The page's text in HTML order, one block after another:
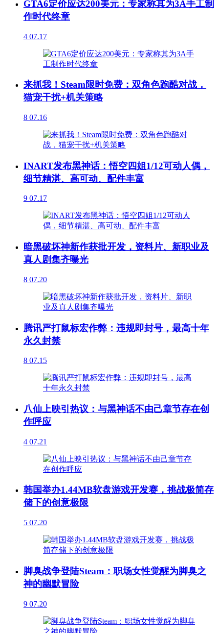
GTA6定价应达200美元：专家称其为3A手工制
作时代终章
4 07.17
来抓我！Steam限时免费：双角色跑酷对战，
猫宠干扰+机关策略
8 07.16
INART发布黑神话：悟空四姐1/12可动人偶，
细节精湛、高可动、配件丰富
9 07.17
暗黑破坏神新作获批开发，资料片、新职业及
真人剧集齐曝光
8 07.20
腾讯严打鼠标宏作弊：违规即封号，最高十年
永久封禁
8 07.15
八仙上映引热议：与黑神话不由己章节存在创
作呼应
4 07.21
韩国举办1.44MB软盘游戏开发赛，挑战极简存
储下的创意极限
5 07.20
脚臭战争登陆Steam：职场女性觉醒为脚臭之
神的幽默冒险
9 07.20